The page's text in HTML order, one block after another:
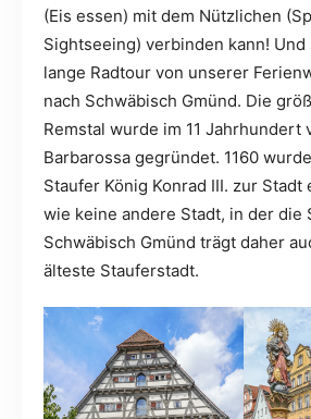
(Eis essen) mit dem Nützlichen
Sightseeing) verbinden kann!
lange Radtour von unserer
nach Schwäbisch Gmünd. Die
Remstal wurde im 11 Jahrhundert
Barbarossa gegründet. 1160
Staufer König Konrad III. zur Stadt
wie keine andere Stadt, in der die
Schwäbisch Gmünd trägt daher
älteste Stauferstadt.